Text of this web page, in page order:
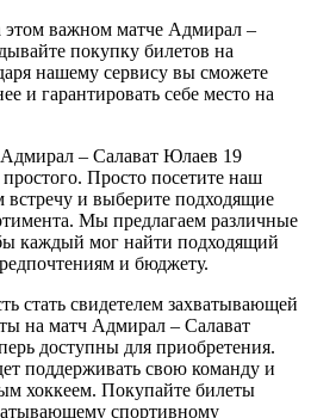
этом важном матче Адмирал –
покупку билетов на
нашему сервису вы сможете
и гарантировать себе место на
– Салават Юлаев 19
Просто посетите наш
и выберите подходящие
Мы предлагаем различные
каждый мог найти подходящий
и бюджету.
стать свидетелем захватывающей
на матч Адмирал – Салават
доступны для приобретения.
поддерживать свою команду и
хоккеем. Покупайте билеты
спортивному